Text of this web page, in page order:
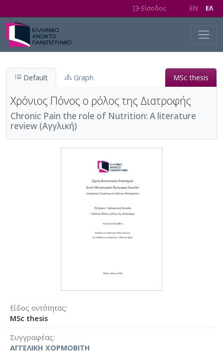
Είσοδος EN EΛ
Default Graph MSc thesis
Χρόνιος Πόνος ο ρόλος της Διατροφής
Chronic Pain the role of Nutrition: A literature
review (Αγγλική)
Είδος οντότητας
MSc thesis
Συγγραφέας
ΑΓΓΕΛΙΚΗ ΧΟΡΜΟΒΙΤΗ